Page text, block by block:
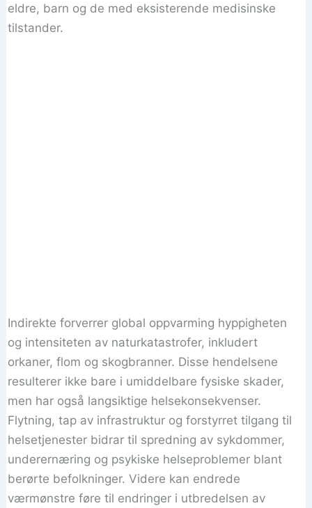
eldre, barn og de med eksisterende medisinske
tilstander.
Indirekte forverrer global oppvarming hyppigheten
og intensiteten av naturkatastrofer, inkludert
orkaner, flom og skogbranner. Disse hendelsene
resulterer ikke bare i umiddelbare fysiske skader,
men har også langsiktige helsekonsekvenser.
Flytning, tap av infrastruktur og forstyrret tilgang til
helsetjenester bidrar til spredning av sykdommer,
underernæring og psykiske helseproblemer blant
berørte befolkninger. Videre kan endrede
værmønstre føre til endringer i utbredelsen av